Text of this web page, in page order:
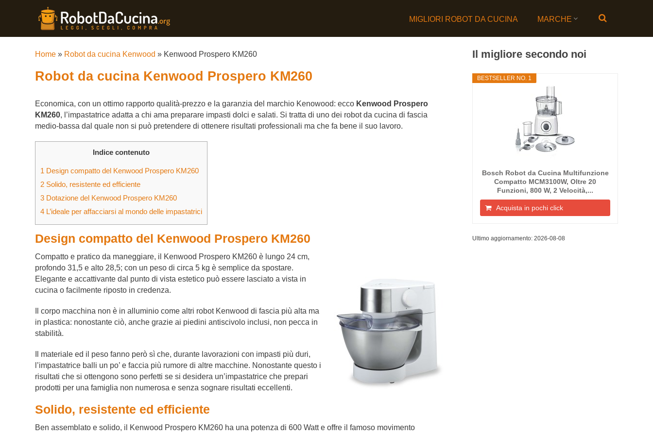
MIGLIORI ROBOT DA CUCINA MARCHE
Home » Robot da cucina Kenwood » Kenwood Prospero KM260
Robot da cucina Kenwood Prospero KM260
Economica, con un ottimo rapporto qualità-prezzo e la garanzia del marchio Kenowood: ecco Kenwood Prospero
KM260, l’impastatrice adatta a chi ama preparare impasti dolci e salati. Si tratta di uno dei robot da cucina di fascia
medio-bassa dal quale non si può pretendere di ottenere risultati professionali ma che fa bene il suo lavoro.
Indice contenuto
1 Design compatto del Kenwood Prospero KM260
2 Solido, resistente ed efficiente
3 Dotazione del Kenwood Prospero KM260
4 L’ideale per affacciarsi al mondo delle impastatrici
Design compatto del Kenwood Prospero KM260
Compatto e pratico da maneggiare, il Kenwood Prospero KM260 è lungo 24 cm,
profondo 31,5 e alto 28,5; con un peso di circa 5 kg è semplice da spostare.
Elegante e accattivante dal punto di vista estetico può essere lasciato a vista in
cucina o facilmente riposto in credenza.
Il corpo macchina non è in alluminio come altri robot Kenwood di fascia più alta ma
in plastica: nonostante ciò, anche grazie ai piedini antiscivolo inclusi, non pecca in
stabilità.
Il materiale ed il peso fanno però sì che, durante lavorazioni con impasti più duri,
l’impastatrice balli un po’ e faccia più rumore di altre macchine. Nonostante questo i
risultati che si ottengono sono perfetti se si desidera un’impastatrice che prepari
prodotti per una famiglia non numerosa e senza sognare risultati eccellenti.
Solido, resistente ed efficiente
Ben assemblato e solido, il Kenwood Prospero KM260 ha una potenza di 600 Watt e offre il famoso movimento
Il migliore secondo noi
BESTSELLER NO. 1
Bosch Robot da Cucina Multifunzione
Compatto MCM3100W, Oltre 20
Funzioni, 800 W, 2 Velocità,...
Acquista in pochi click
Ultimo aggiornamento: 2026-08-08